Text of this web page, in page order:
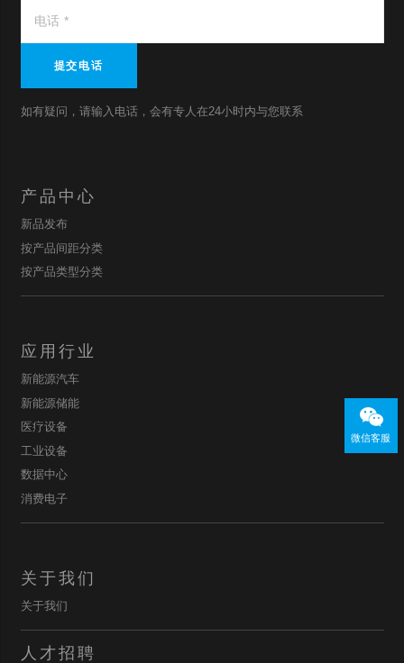
提交电话
如有疑问，请输入电话，会有专人在24小时内与您联系
产品中心
新品发布
按产品间距分类
按产品类型分类
应用行业
新能源汽车
新能源储能
医疗设备
工业设备
数据中心
消费电子
关于我们
关于我们
人才招聘
微信客服